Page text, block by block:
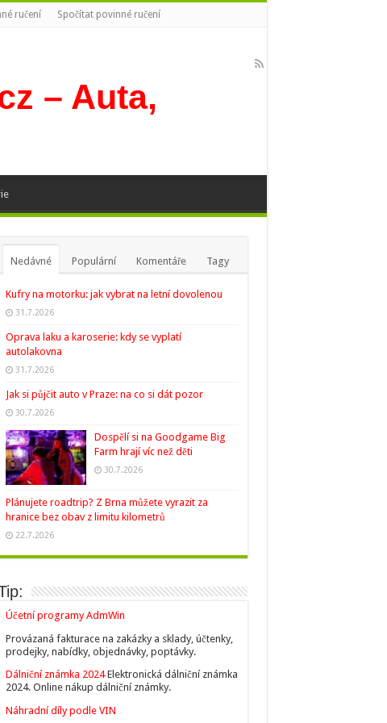
ručení Spočítat povinné ručení
Nedávné Populární Komentáře Tagy
Kufry na motorku: jak vybrat na letní dovolenou
31.7.2026
Oprava laku a karoserie: kdy se vyplatí
autolakovna
31.7.2026
Jak si půjčit auto v Praze: na co si dát pozor
30.7.2026
Dospělí si na Goodgame Big
Farm hrají víc než děti
30.7.2026
Plánujete roadtrip? Z Brna můžete vyrazit za
hranice bez obav z limitu kilometrů
22.7.2026
Účetní programy AdmWin
Provázaná fakturace na zakázky a sklady, účtenky,
prodejky, nabídky, objednávky, poptávky.
Dálniční známka 2024Elektronická dálniční známka
2024. Online nákup dálniční známky.
Náhradní díly podle VIN